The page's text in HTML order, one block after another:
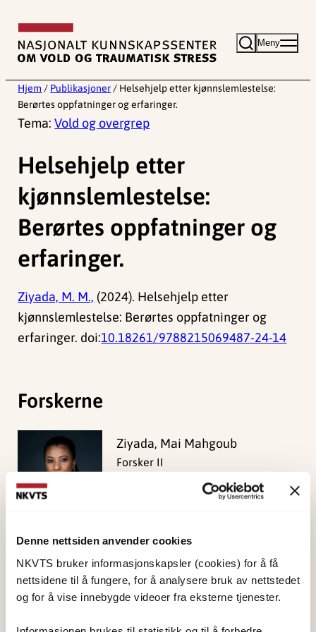
Denne nettsiden anvender cookies
NKVTS bruker informasjonskapsler (cookies) for å få
nettsidene til å fungere, for å analysere bruk av nettstedet
og for å vise innebygde videoer fra eksterne tjenester.
innhold
Meny
Hjem / Publikasjoner / Helsehjelp etter kjønnslemlestelse:
Berørtes oppfatninger og erfaringer.
Tema:Vold og overgrep
Helsehjelp etter
kjønnslemlestelse:
Berørtes oppfatninger og
erfaringer.
Ziyada, M. M., (2024). Helsehjelp etter
kjønnslemlestelse: Berørtes oppfatninger og
erfaringer. doi:10.18261/9788215069487-24-14
Forskerne
Ziyada, Mai Mahgoub
Forsker II
Publisert:19. mars 2026
Sist redigert:
7. august 2026